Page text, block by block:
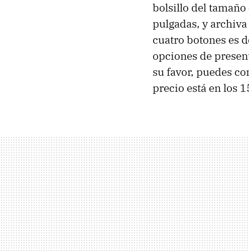
bolsillo del tamaño
pulgadas, y
cuatro botones es
opciones de
su favor, puedes
precio está en los